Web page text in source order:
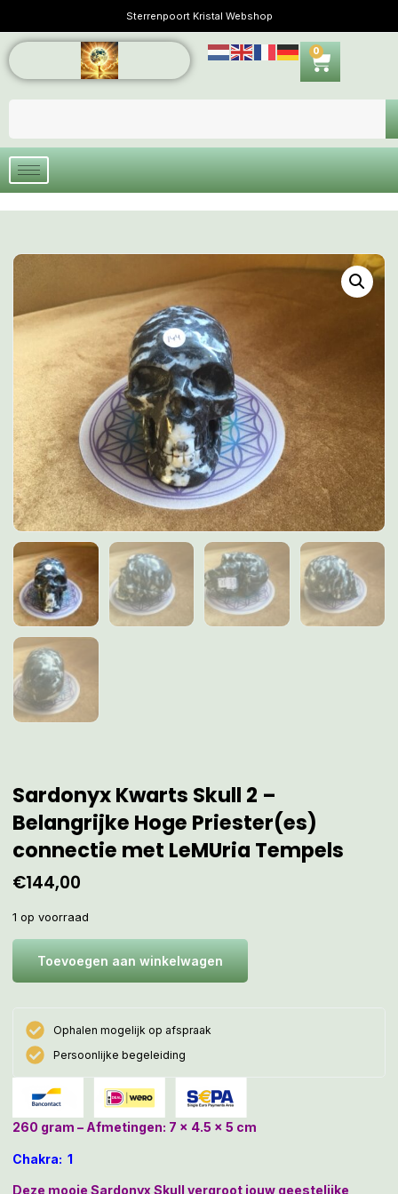
Sterrenpoort Kristal Webshop
0
Sardonyx Kwarts Skull 2 –
Belangrijke Hoge Priester(es)
connectie met LeMUria Tempels
€144,00
1 op voorraad
Toevoegen aan winkelwagen
Ophalen mogelijk op afspraak
Persoonlijke begeleiding
260 gram – Afmetingen: 7 x 4.5 x 5 cm
Chakra: 1
Deze mooie Sardonyx Skull vergroot jouw geestelijke